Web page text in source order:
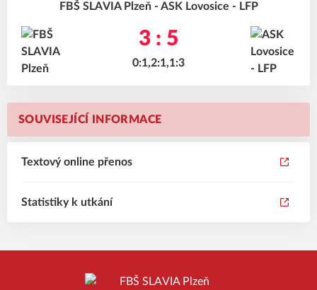
FBŠ SLAVIA Plzeň - ASK Lovosice - LFP
3 : 5
0:1,2:1,1:3
SOUVISEJÍCÍ INFORMACE
Textový online přenos
Statistiky k utkání